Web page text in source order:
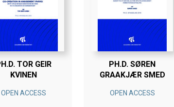
TOR GEIR
KVINEN
OPEN ACCESS
PH.D. SØREN
GRAAKJÆR SMED
OPEN ACCESS